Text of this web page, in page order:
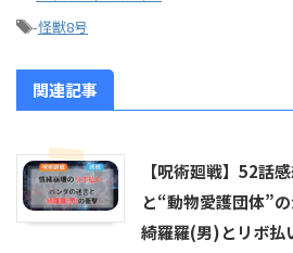
-怪獣8号
関連記事
【呪術廻戦】52話
と“動物愛護団体”
綺羅羅(男)とリボ払